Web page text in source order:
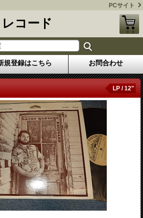
PCサイト
コード
規登録はこちら お問合わせ
LP / 12"